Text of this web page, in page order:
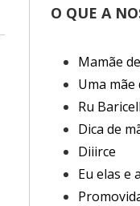
O QUE A
Mamãe
Uma mãe
Ru
Dica de
Diiirce
Eu elas e